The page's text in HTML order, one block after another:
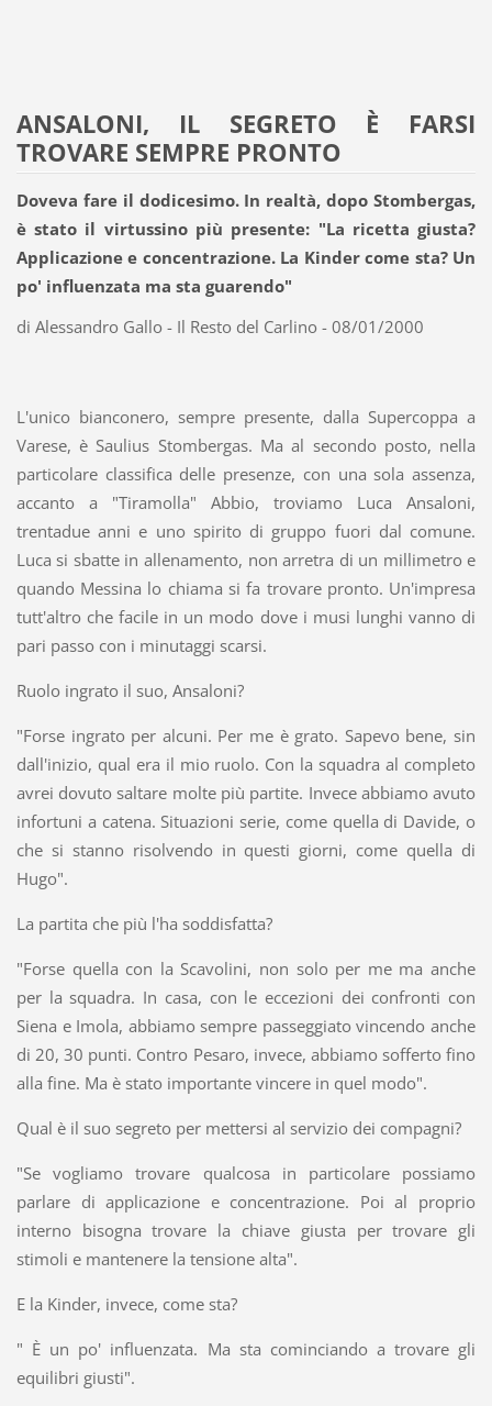
ANSALONI, IL SEGRETO È FARSI
TROVARE SEMPRE PRONTO
Doveva fare il dodicesimo. In realtà, dopo Stombergas,
è stato il virtussino più presente: "La ricetta giusta?
Applicazione e concentrazione. La Kinder come sta? Un
po' influenzata ma sta guarendo"
di Alessandro Gallo - Il Resto del Carlino - 08/01/2000
L'unico bianconero, sempre presente, dalla Supercoppa a
Varese, è Saulius Stombergas. Ma al secondo posto, nella
particolare classifica delle presenze, con una sola assenza,
accanto a "Tiramolla" Abbio, troviamo Luca Ansaloni,
trentadue anni e uno spirito di gruppo fuori dal comune.
Luca si sbatte in allenamento, non arretra di un millimetro e
quando Messina lo chiama si fa trovare pronto. Un'impresa
tutt'altro che facile in un modo dove i musi lunghi vanno di
pari passo con i minutaggi scarsi.
Ruolo ingrato il suo, Ansaloni?
"Forse ingrato per alcuni. Per me è grato. Sapevo bene, sin
dall'inizio, qual era il mio ruolo. Con la squadra al completo
avrei dovuto saltare molte più partite. Invece abbiamo avuto
infortuni a catena. Situazioni serie, come quella di Davide, o
che si stanno risolvendo in questi giorni, come quella di
Hugo".
La partita che più l'ha soddisfatta?
"Forse quella con la Scavolini, non solo per me ma anche
per la squadra. In casa, con le eccezioni dei confronti con
Siena e Imola, abbiamo sempre passeggiato vincendo anche
di 20, 30 punti. Contro Pesaro, invece, abbiamo sofferto fino
alla fine. Ma è stato importante vincere in quel modo".
Qual è il suo segreto per mettersi al servizio dei compagni?
"Se vogliamo trovare qualcosa in particolare possiamo
parlare di applicazione e concentrazione. Poi al proprio
interno bisogna trovare la chiave giusta per trovare gli
stimoli e mantenere la tensione alta".
E la Kinder, invece, come sta?
" È un po' influenzata. Ma sta cominciando a trovare gli
equilibri giusti".